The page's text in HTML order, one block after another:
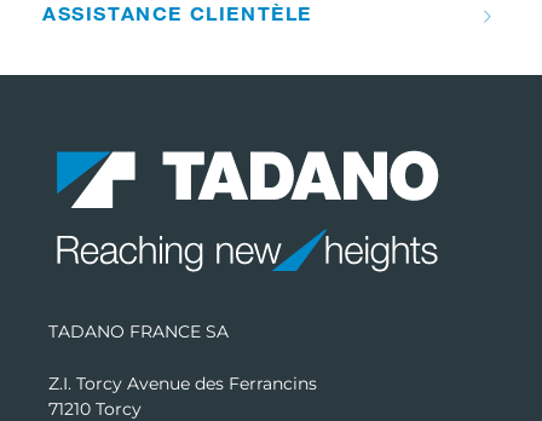
ASSISTANCE CLIENTÈLE
TADANO FRANCE SA
Z.I. Torcy Avenue des Ferrancins
71210 Torcy